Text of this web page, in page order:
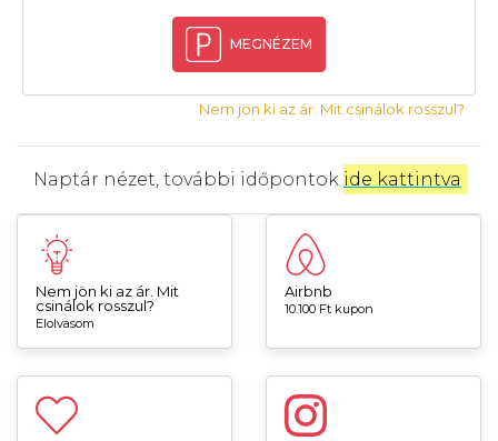
MEGNÉZEM
Nem jön ki az ár. Mit csinálok rosszul?
Naptár nézet, további időpontok ide kattintva
Nem jön ki az ár. Mit
csinálok rosszul?
Elolvasom
Airbnb
10.100 Ft kupon